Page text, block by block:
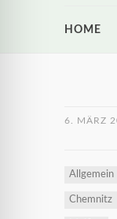
HOME
6. MÄRZ
Allgemein
Chemnitz